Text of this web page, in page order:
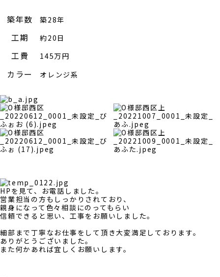
築年数 築28年
工期 約20日
工費 145万円
カラー オレンジ系
HPを見て、お電話しました。
営業担当の方もしっかりされており、
親身になって色々相談にのってもらい
信頼できると思い、工事をお願いしました。
細部まで丁寧なお仕事をして頂き大変満足しております。
ありがとうございました。
また何かあれば宜しくお願いします。